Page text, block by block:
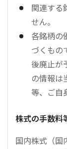
関連する
せん。
各銘柄の
づくもの
後廃止が
の情報は
等、ご自
株式の手数料
国内株式（国